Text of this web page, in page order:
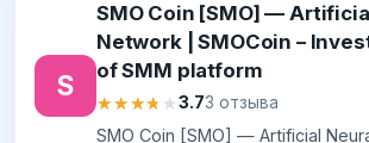
S
SMO Coin [SMO] —
Network | SMOCoin –
of SMM platform
★★★★★
★★★★★3.73 отзыва
SMO Coin [SMO] — Artificial